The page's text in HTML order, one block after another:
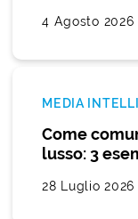
4 Agosto 2026
MEDIA
Come
lusso: 3
28 Luglio 2026